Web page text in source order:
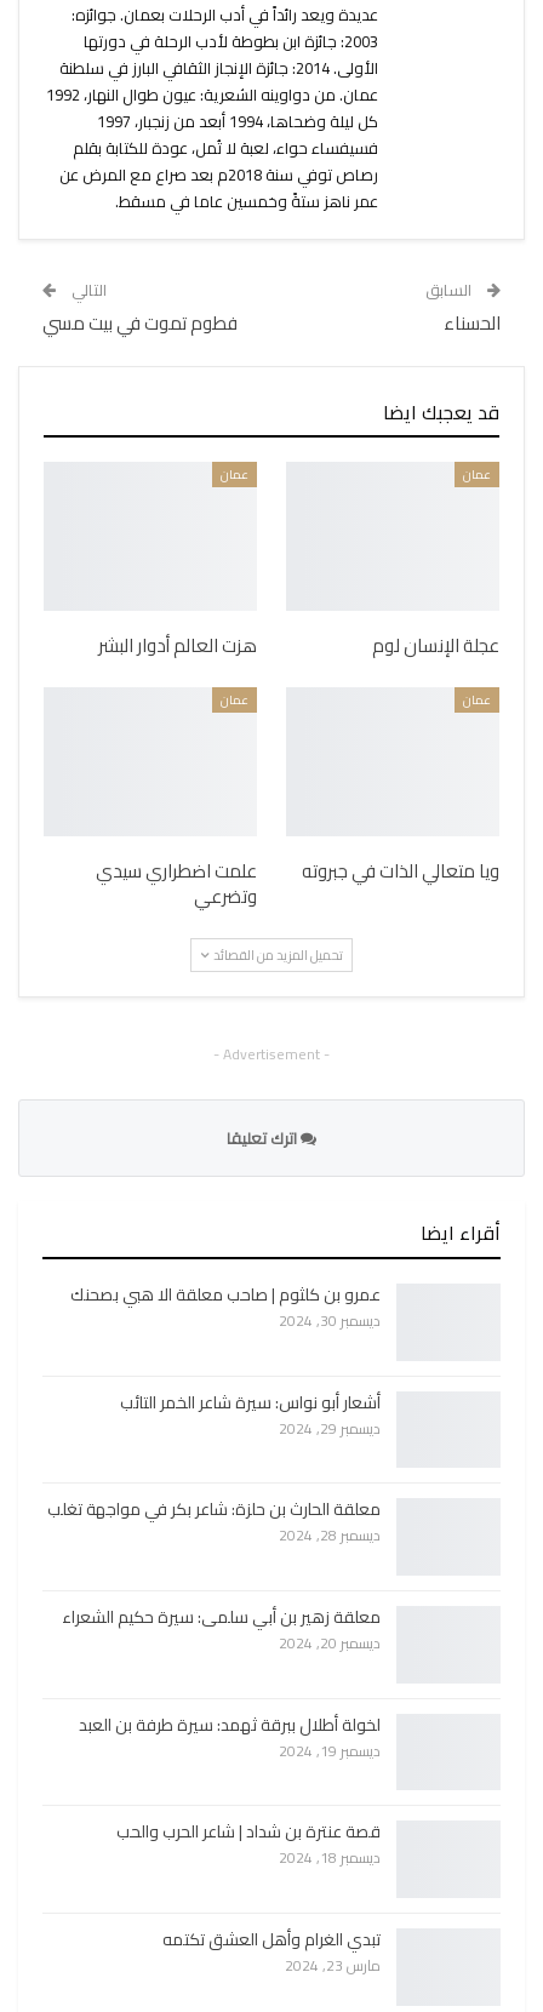
عديدة ويعد رائداً في أدب الرحلات بعمان. جوائزه:
2003: جائزة ابن بطوطة لأدب الرحلة في دورتها
الأولى. 2014: جائزة الإنجاز الثقافي البارز في سلطنة
عمان. من دواوينه الشعرية: عيون طوال النهار، 1992
كل ليلة وضحاها، 1994 أبعد من زنجبار، 1997
فسيفساء حواء، لعبة لا تُمل، عودة للكتابة بقلم
رصاص توفي سنة 2018م بعد صراع مع المرض عن
عمر ناهز ستةً وخمسين عاما في مسقط.
السابق
الحسناء
التالي
فطوم تموت في بيت مسي
قد يعجبك ايضا
عمان
عجلة الإنسان لوم
عمان
هزت العالم أدوار البشر
عمان
ويا متعالي الذات في جبروته
عمان
علمت اضطراري سيدي
وتضرعي
تحميل المزيد من القصائد
- Advertisement -
اترك تعليقا
أقراء ايضا
عمرو بن كلثوم | صاحب معلقة الا هبي بصحنك
ديسمبر 30, 2024
أشعار أبو نواس: سيرة شاعر الخمر التائب
ديسمبر 29, 2024
معلقة الحارث بن حلزة: شاعر بكر في مواجهة تغلب
ديسمبر 28, 2024
معلقة زهير بن أبي سلمى: سيرة حكيم الشعراء
ديسمبر 20, 2024
لخولة أطلال ببرقة ثهمد: سيرة طرفة بن العبد
ديسمبر 19, 2024
قصة عنترة بن شداد | شاعر الحرب والحب
ديسمبر 18, 2024
تبدي الغرام وأهل العشق تكتمه
مارس 23, 2024